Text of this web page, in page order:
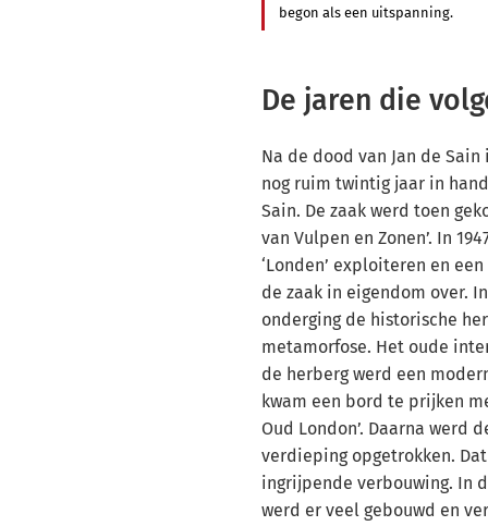
begon als een uitspanning.
De jaren die
Na de dood van Jan de Sain
nog ruim twintig jaar in
Sain. De zaak werd toen
van Vulpen en Zonen’. In
‘Londen’ exploiteren en
de zaak in eigendom over.
onderging de historische
metamorfose. Het oude
de herberg werd een
kwam een bord te prijken
Oud London’. Daarna werd
verdieping opgetrokken.
ingrijpende verbouwing. In
werd er veel gebouwd en